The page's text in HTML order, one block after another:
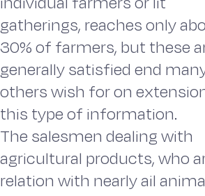
gatherings, reaches only
30% of farmers, but these
generally satisfied end
others wish for on
this type of information.
The salesmen dealing with
agricultural products, who
relation with nearly ail